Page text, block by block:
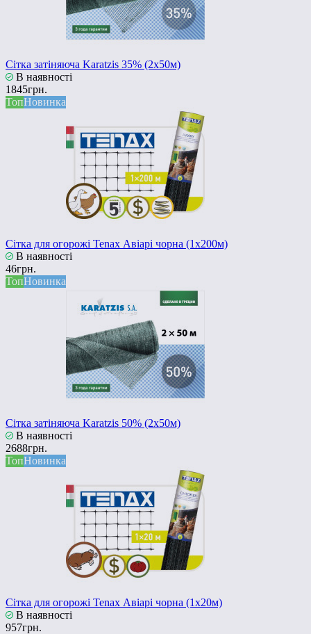
Сітка затіняюча Karatzis 35% (2х50м)
В наявності
1845грн.
ТопНовинка
Сітка для огорожі Tenax Авіарі чорна (1х200м)
В наявності
46грн.
ТопНовинка
Сітка затіняюча Karatzis 50% (2х50м)
В наявності
2688грн.
ТопНовинка
Сітка для огорожі Tenax Авіарі чорна (1x20м)
В наявності
957грн.